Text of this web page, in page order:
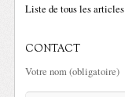
Liste de tous les articles
CONTACT
Votre nom (obligatoire)